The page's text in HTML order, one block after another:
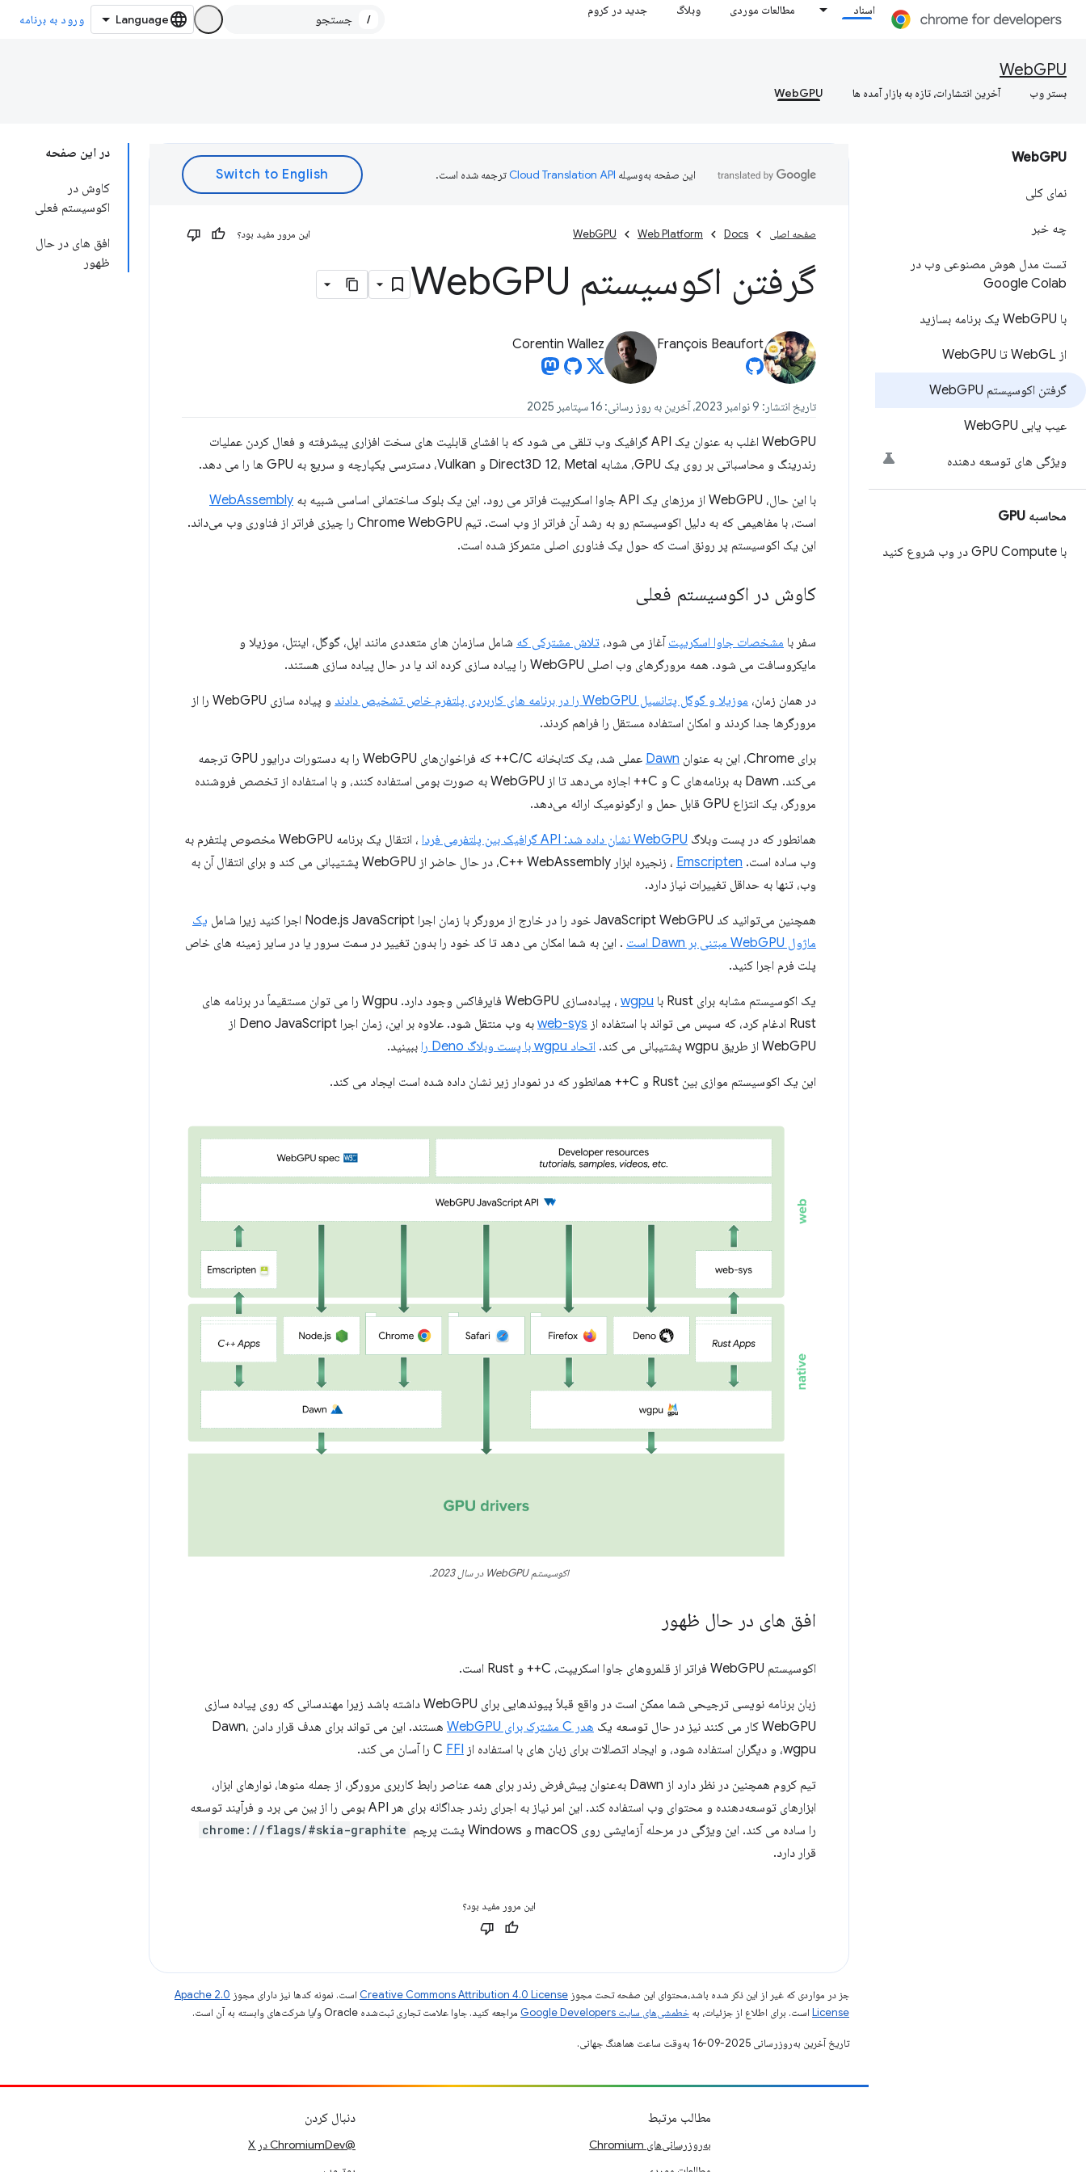
اسناد مطالعات موردی وبلاگ جدید در کروم
/ ورود به برنامه
WebGPU
بستر وب آخرین انتشارات، تازه به بازار آمده ها WebGPU
WebGPU
نمای کلی
چه خبر
تست مدل هوش مصنوعی وب در
Google Colab
با Web GPU یک برنامه بسازید
از Web GL تا Web GPU
گرفتن اکوسیستم Web GPU
عیب یابی Web GPU
ویژگی های توسعه دهنده
محاسبه GPU
با GPU Compute در وب شروع کنید
در این صفحه
کاوش در
اکوسیستم فعلی
افق های در حال
ظهور
این صفحه به‌وسیله ترجمه شده است.
صفحه اصلی Docs
Web Platform
WebGPU این مرور مفید بود؟
گرفتن اکوسیستم Web GPU
François Beaufort
Corentin Wallez
تاریخ انتشار: 9 نوامبر 2023، آخرین به روز رسانی: 16 سپتامبر 2025
WebGPU اغلب به عنوان یک API گرافیک وب تلقی می شود که با افشای قابلیت های سخت افزاری پیشرفته و فعال کردن عملیات
رندرینگ و محاسباتی بر روی یک GPU، مشابه Direct3D 12، Metal و Vulkan، دسترسی یکپارچه و سریع به GPU ها را می دهد.
با این حال، WebGPU از مرزهای یک API جاوا اسکریپت فراتر می رود. این یک بلوک ساختمانی اساسی شبیه به
WebAssembly
است، با مفاهیمی که به دلیل اکوسیستم رو به رشد آن فراتر از وب است. تیم Chrome WebGPU را چیزی فراتر از فناوری وب می‌داند.
این یک اکوسیستم پر رونق است که حول یک فناوری اصلی متمرکز شده است.
کاوش در اکوسیستم فعلی
سفر با مشخصات جاوا اسکریپت آغاز می شود، تلاش مشترکی که شامل سازمان های متعددی مانند اپل، گوگل، اینتل، موزیلا و
مایکروسافت می شود. همه مرورگرهای وب اصلی WebGPU را پیاده سازی کرده اند یا در حال پیاده سازی هستند.
در همان زمان، موزیلا و گوگل پتانسیل WebGPU را در برنامه های کاربردی پلتفرم خاص تشخیص دادند
و پیاده سازی WebGPU را از
مرورگرها جدا کردند و امکان استفاده مستقل را فراهم کردند.
برای Chrome، این به عنوان Dawn
عملی شد، یک کتابخانه C/C++ که فراخوان‌های WebGPU را به دستورات درایور GPU ترجمه
می‌کند. Dawn به برنامه‌های C و C++ اجازه می‌دهد تا از WebGPU به صورت بومی استفاده کنند، و با استفاده از تخصص فروشنده
مرورگر، یک انتزاع GPU قابل حمل و ارگونومیک ارائه می‌دهد.
همانطور که در پست وبلاگ WebGPU نشان داده شد: API گرافیک بین پلتفرمی فردا
، انتقال یک برنامه WebGPU مخصوص پلتفرم به
وب ساده است. Emscripten
، زنجیره ابزار C++ WebAssembly، در حال حاضر از WebGPU پشتیبانی می کند و برای انتقال آن به
وب، تنها به حداقل تغییرات نیاز دارد.
همچنین می‌توانید کد JavaScript WebGPU خود را در خارج از مرورگر با زمان اجرا Node.js JavaScript اجرا کنید زیرا شامل
یک
ماژول WebGPU مبتنی بر Dawn است
. این به شما امکان می دهد تا کد خود را بدون تغییر در سمت سرور یا در سایر زمینه های خاص
پلت فرم اجرا کنید.
یک اکوسیستم مشابه برای Rust با wgpu
، پیاده‌سازی WebGPU فایرفاکس وجود دارد. Wgpu را می توان مستقیماً در برنامه های
Rust ادغام کرد، که سپس می تواند با استفاده از
web-sys
به وب منتقل شود. علاوه بر این، زمان اجرا Deno JavaScript از
WebGPU از طریق wgpu پشتیبانی می کند.
اتحاد wgpu با پست وبلاگ Deno را ببینید.
این یک اکوسیستم موازی بین Rust و C++ همانطور که در نمودار زیر نشان داده شده است ایجاد می کند.
اکوسیستم WebGPU در سال 2023.
افق های در حال ظهور
اکوسیستم WebGPU فراتر از قلمروهای جاوا اسکریپت، C++ و Rust است.
زبان برنامه نویسی ترجیحی شما ممکن است در واقع قبلاً پیوندهایی برای WebGPU داشته باشد زیرا مهندسانی که روی پیاده سازی
WebGPU کار می کنند نیز در حال توسعه یک
هدر C مشترک برای WebGPU
هستند. این می تواند برای هدف قرار دادن Dawn،
wgpu، و دیگران استفاده شود، و ایجاد اتصالات برای زبان های با استفاده از C
FFI را آسان می کند.
تیم کروم همچنین در نظر دارد از Dawn به‌عنوان پیش‌فرض رندر برای همه عناصر رابط کاربری مرورگر، از جمله منوها، نوارهای ابزار،
ابزارهای توسعه‌دهنده و محتوای وب استفاده کند. این امر نیاز به اجرای رندر جداگانه برای هر API بومی را از بین می برد و فرآیند توسعه
را ساده می کند. این ویژگی در مرحله آزمایشی روی macOS و Windows پشت پرچم
chrome://flags/#skia-graphite
قرار دارد.
این مرور مفید بود؟
جز در مواردی که غیر از این ذکر شده باشد،‌محتوای این صفحه تحت مجوز Creative Commons Attribution 4.0 License است. نمونه کدها نیز دارای مجوز Apache 2.0
License است. برای اطلاع از جزئیات، به خطمشی‌های سایت Google Developers‏ مراجعه کنید. جاوا علامت تجاری ثبت‌شده Oracle و/یا شرکت‌های وابسته به آن است.
تاریخ آخرین به‌روزرسانی 2025-09-16 به‌وقت ساعت هماهنگ جهانی.
مطالب مرتبط
به‌روزرسانی‌های Chromium
دنبال کردن
@ChromiumDev در X